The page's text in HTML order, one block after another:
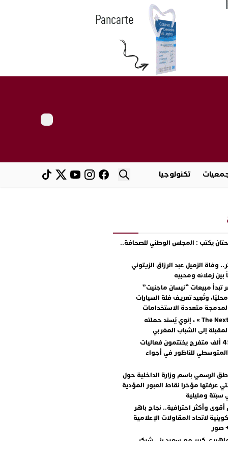
تكنولوجيا
يكتب : المجلس الوطني للصحافة..
وفاة الزميل عبد الرزاق الزيتوني
بين زملائه ومحبيه
تبدأ مبيعات “نيسان ماجنيت”
وتُعِيد تعريف فئة السيارات
متعددة الاستخدامات
مع « The Next Ad » ، إنوي يُسند حملته
إلى الشباب المغربي
أكثر من 45 ألف متفرج يختتمون فعاليات
المتوسطي للناظور في أجواء
الرسمي باسم وزارة الداخلية حول
عرفتها مؤخرا نقاط العبور المؤدية
سبتة ومليلية
أقوى وأكثر احترافية.. نجاح باهر
لاتحاد المقاولات الإعلامية
+ صور
كبير مع سعيد بني شيكر